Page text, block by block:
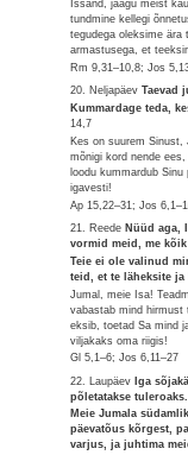
Issand, jäägu meist
tundmine kellegi
tegudega oleksime ära
armastusega, et
Rm 9,31–10,8; Jos
20. NeljapäevTaevad
Kummardage teda,
14,7
Kes on suurem
mõnigi kord nende
loodu kummardub
igavesti!
Ap 15,22–31; Jos
21. Reede Nüüd aga,
vormid meid, me
Teie ei ole valinud
teid, et te läheksite
Jumal, meie Isa!
vabastab mind
eksib, toetad Sa mind
viljakaks oma riigis!
Gl 5,1–6; Jos 6,11–27
22. Laupäev Iga
põletatakse
Meie Jumala
päevatõus kõrgest,
varjus, ja juhtima